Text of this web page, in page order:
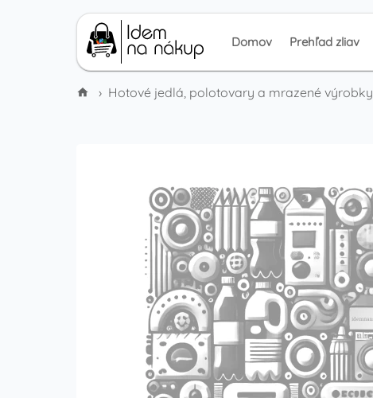
Domov Prehľad zliav
› Hotové jedlá, polotovary a mrazené výrobky